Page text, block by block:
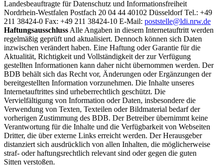
Landesbeauftragte für Datenschutz und Informationsfreiheit
Nordrhein-Westfalen Postfach 20 04 44 40102 Düsseldorf Tel.: +49
211 38424-0 Fax: +49 211 38424-10 E-Mail: poststelle@ldi.nrw.de
Haftungsausschluss Alle Angaben in diesem Internetauftritt werden
regelmäßig geprüft und aktualisiert. Dennoch können sich Daten
inzwischen verändert haben. Eine Haftung oder Garantie für die
Aktualität, Richtigkeit und Vollständigkeit der zur Verfügung
gestellten Informationen kann daher nicht übernommen werden. Der
BDB behält sich das Recht vor, Änderungen oder Ergänzungen der
bereitgestellten Information vorzunehmen. Die Inhalte unseres
Internetauftrittes sind urheberrechtlich geschützt. Die
Vervielfältigung von Information oder Daten, insbesondere die
Verwendung von Texten, Texteilen oder Bildmaterial bedarf der
vorherigen Zustimmung des BDB. Der Betreiber übernimmt keine
Verantwortung für die Inhalte und die Verfügbarkeit von Webseiten
Dritter, die über externe Links erreicht werden. Der Herausgeber
distanziert sich ausdrücklich von allen Inhalten, die möglicherweise
straf- oder haftungsrechtlich relevant sind oder gegen die guten
Sitten verstoßen.